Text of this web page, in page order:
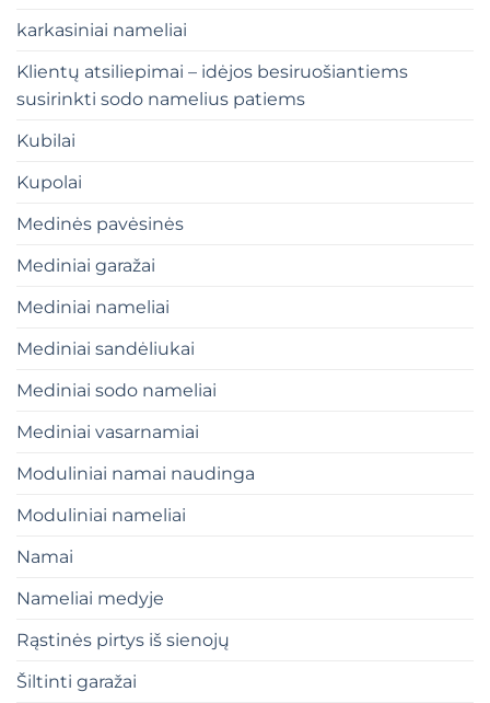
karkasiniai nameliai
Klientų atsiliepimai – idėjos besiruošiantiems
susirinkti sodo namelius patiems
Kubilai
Kupolai
Medinės pavėsinės
Mediniai garažai
Mediniai nameliai
Mediniai sandėliukai
Mediniai sodo nameliai
Mediniai vasarnamiai
Moduliniai namai naudinga
Moduliniai nameliai
Namai
Nameliai medyje
Rąstinės pirtys iš sienojų
Šiltinti garažai